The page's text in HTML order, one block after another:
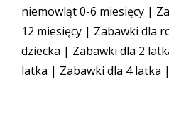
niemowląt 0-6 miesięcy |
12 miesięcy | Zabawki dla
dziecka | Zabawki dla 2
latka | Zabawki dla 4 latka |